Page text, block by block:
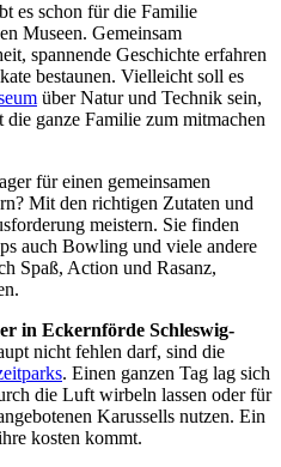
es schon für die Familie
Museen. Gemeinsam
spannende Geschichte erfahren
bestaunen. Vielleicht soll es
über Natur und Technik sein,
ganze Familie zum mitmachen
für einen gemeinsamen
Mit den richtigen Zutaten und
meistern. Sie finden
auch Bowling und viele andere
Spaß, Action und Rasanz,
in Eckernförde Schleswig-
nicht fehlen darf, sind die
. Einen ganzen Tag lag sich
die Luft wirbeln lassen oder für
Karussells nutzen. Ein
kosten kommt.